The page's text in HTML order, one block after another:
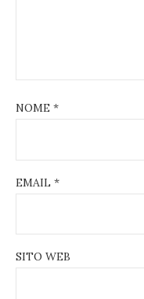
NOME *
EMAIL *
SITO WEB